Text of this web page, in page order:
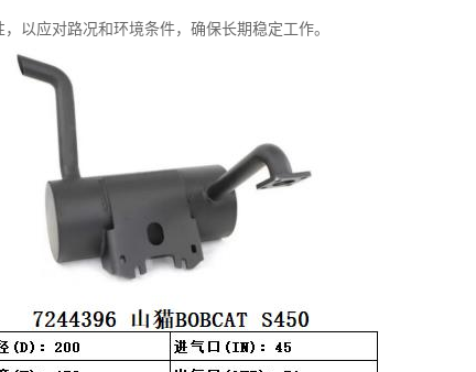
以应对路况和环境条件，确保长期稳定工作。